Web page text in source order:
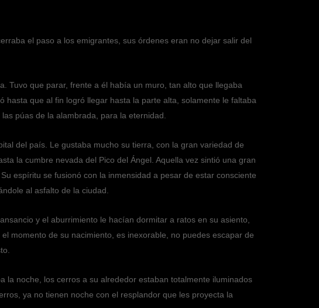
el paso a los emigrantes, sus órdenes eran no dejar salir del
Tuvo que parar, frente a él había un muro, tan alto que llegaba
que al fin logró llegar hasta la parte alta, solamente le faltaba
púas de la alambrada, para la eternidad.
del país. Le gustaba mucho su tierra, con la gran variedad de
la cumbre nevada del Pico del Ángel. Aquella vez sintió una gran
espíritu se fusionó con la inmensidad a pesar de estar consciente
al asfalto de la ciudad.
y el aburrimiento le hacían dormitar a ratos en su asiento,
momento de su nacimiento, es inexorable, no puedes escapar de
la noche, los cerros a su alrededor estaban totalmente iluminados
ya no tienen noche con el resplandor que les proyecta la